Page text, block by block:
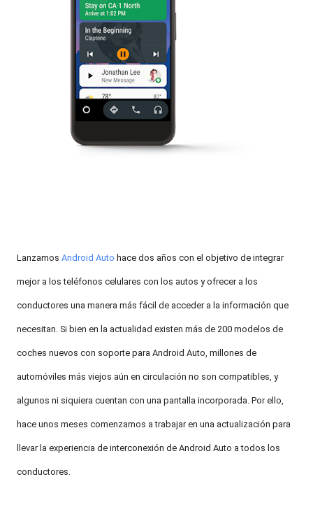
Lanzamos Android Auto hace dos años con el objetivo de integrar
mejor a los teléfonos celulares con los autos y ofrecer a los
conductores una manera más fácil de acceder a la información que
necesitan. Si bien en la actualidad existen más de 200 modelos de
coches nuevos con soporte para Android Auto, millones de
automóviles más viejos aún en circulación no son compatibles, y
algunos ni siquiera cuentan con una pantalla incorporada. Por ello,
hace unos meses comenzamos a trabajar en una actualización para
llevar la experiencia de interconexión de Android Auto a todos los
conductores.